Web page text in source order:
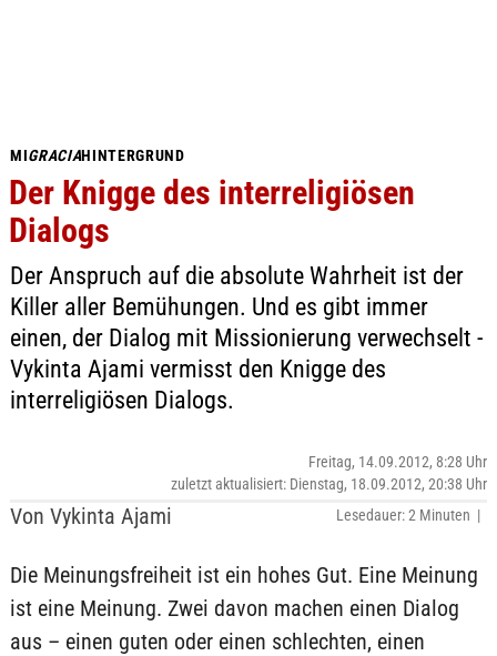
MIGRACIAHINTERGRUND
Der Knigge des interreligiösen
Dialogs
Der Anspruch auf die absolute Wahrheit ist der
Killer aller Bemühungen. Und es gibt immer
einen, der Dialog mit Missionierung verwechselt -
Vykinta Ajami vermisst den Knigge des
interreligiösen Dialogs.
Von Vykinta Ajami
Freitag, 14.09.2012, 8:28 Uhr
zuletzt aktualisiert: Dienstag, 18.09.2012, 20:38 Uhr
Lesedauer: 2 Minuten |
Die Meinungsfreiheit ist ein hohes Gut. Eine Meinung
ist eine Meinung. Zwei davon machen einen Dialog
aus – einen guten oder einen schlechten, einen